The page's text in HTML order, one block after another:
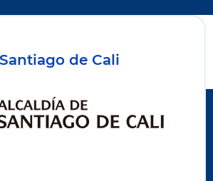
de Cali